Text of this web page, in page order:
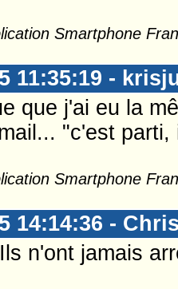
Smartphone
11:35:19 -
que j'ai eu la
"c'est
Smartphone
14:14:36 -
n'ont jamais